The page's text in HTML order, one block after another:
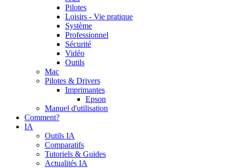
Pilotes
Loisirs - Vie pratique
Système
Professionnel
Sécurité
Vidéo
Outils
Mac
Pilotes & Drivers
Imprimantes
Epson
Manuel d'utilisation
Comment?
IA
Outils IA
Comparatifs
Tutoriels & Guides
Actualités IA